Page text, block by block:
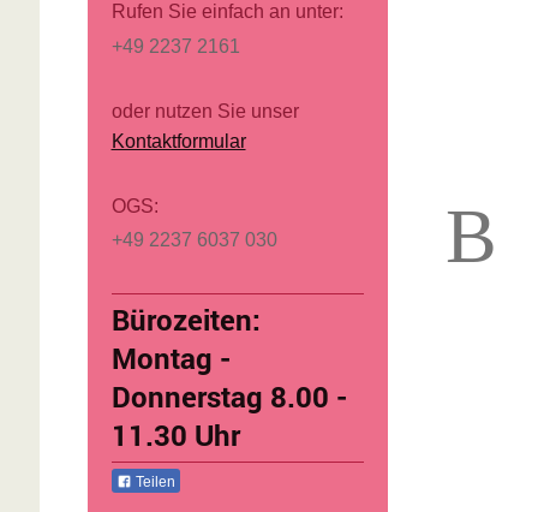
B
Rufen Sie einfach an unter:
+49 2237 2161
oder nutzen Sie unser
Kontaktformular
OGS:
+49 2237 6037 030
Bürozeiten:
Montag -
Donnerstag 8.00 -
11.30 Uhr
Teilen